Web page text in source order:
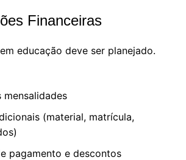
Financeiras
educação deve ser planejado.
mensalidades
(material, matrícula,
pagamento e descontos